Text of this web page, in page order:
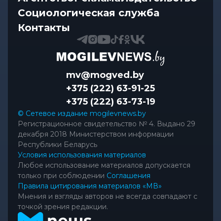
В Быхове спасли женщину, которая начала
тонуть на городском пляже
Социологическая служба
Контакты
mv@mogved.by
+375 (222) 63-91-25
+375 (222) 63-73-19
© Сетевое издание mogilevnews.by
Регистрационное свидетельство № 4. Выдано 29
декабря 2018 Министерством информации
Республики Беларусь
Условия использования материалов
Любое использование материалов допускается
только при соблюдении Соглашения
Правила цитирования материалов «МВ»
Мнения и взгляды авторов не всегда совпадают с
точкой зрения редакции.